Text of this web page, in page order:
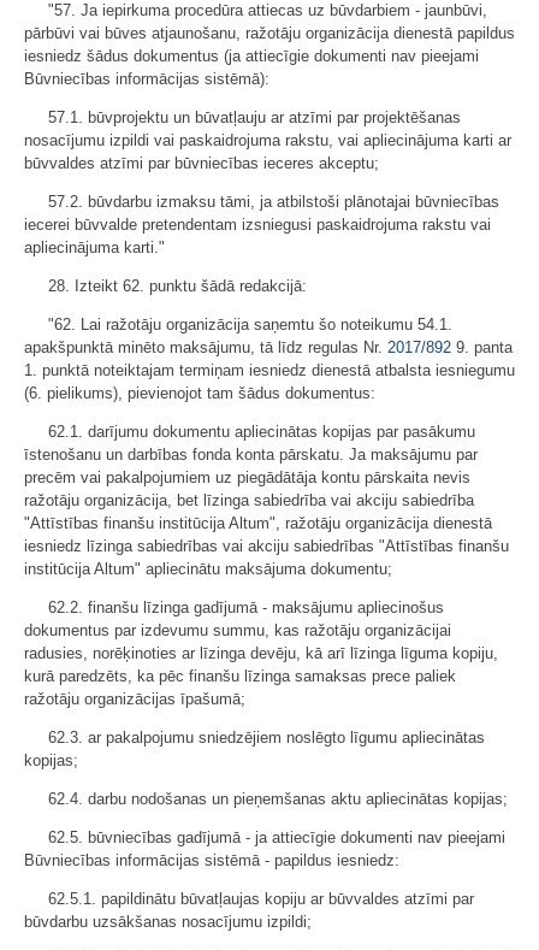
"57. Ja iepirkuma procedūra attiecas uz būvdarbiem - jaunbūvi,
pārbūvi vai būves atjaunošanu, ražotāju organizācija dienestā papildus
iesniedz šādus dokumentus (ja attiecīgie dokumenti nav pieejami
Būvniecības informācijas sistēmā):
57.1. būvprojektu un būvatļauju ar atzīmi par projektēšanas
nosacījumu izpildi vai paskaidrojuma rakstu, vai apliecinājuma karti ar
būvvaldes atzīmi par būvniecības ieceres akceptu;
57.2. būvdarbu izmaksu tāmi, ja atbilstoši plānotajai būvniecības
iecerei būvvalde pretendentam izsniegusi paskaidrojuma rakstu vai
apliecinājuma karti."
28. Izteikt 62. punktu šādā redakcijā:
"62. Lai ražotāju organizācija saņemtu šo noteikumu 54.1.
apakšpunktā minēto maksājumu, tā līdz regulas Nr. 2017/892 9. panta
1. punktā noteiktajam termiņam iesniedz dienestā atbalsta iesniegumu
(6. pielikums), pievienojot tam šādus dokumentus:
62.1. darījumu dokumentu apliecinātas kopijas par pasākumu
īstenošanu un darbības fonda konta pārskatu. Ja maksājumu par
precēm vai pakalpojumiem uz piegādātāja kontu pārskaita nevis
ražotāju organizācija, bet līzinga sabiedrība vai akciju sabiedrība
"Attīstības finanšu institūcija Altum", ražotāju organizācija dienestā
iesniedz līzinga sabiedrības vai akciju sabiedrības "Attīstības finanšu
institūcija Altum" apliecinātu maksājuma dokumentu;
62.2. finanšu līzinga gadījumā - maksājumu apliecinošus
dokumentus par izdevumu summu, kas ražotāju organizācijai
radusies, norēķinoties ar līzinga devēju, kā arī līzinga līguma kopiju,
kurā paredzēts, ka pēc finanšu līzinga samaksas prece paliek
ražotāju organizācijas īpašumā;
62.3. ar pakalpojumu sniedzējiem noslēgto līgumu apliecinātas
kopijas;
62.4. darbu nodošanas un pieņemšanas aktu apliecinātas kopijas;
62.5. būvniecības gadījumā - ja attiecīgie dokumenti nav pieejami
Būvniecības informācijas sistēmā - papildus iesniedz:
62.5.1. papildinātu būvatļaujas kopiju ar būvvaldes atzīmi par
būvdarbu uzsākšanas nosacījumu izpildi;